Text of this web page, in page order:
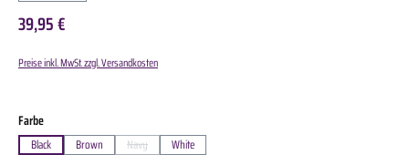
39,95 €
Preise inkl. MwSt. zzgl. Versandkosten
Farbeauswählen
Black Brown Navy(Diese Option ist zurzeit nicht verfügbar.)
White